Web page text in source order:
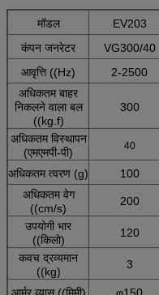
मॉडल EV203
कंपन जनरेटर
VG300/40
आवृत्ति ((Hz)
2-2500
अधिकतम बाहर
निकलने वाला बल
((kg.f)
300
अधिकतम विस्थापन
(एमएमपी-पी)
40
अधिकतम त्वरण (g) 100
अधिकतम वेग
((cm/s)
200
उपयोगी भार
((किलो)
120
कवच द्रव्यमान
((kg)
3